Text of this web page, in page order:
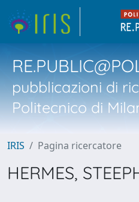
pubblicazioni di
Politecnico di
IRIS Pagina ricercatore
HERMES,